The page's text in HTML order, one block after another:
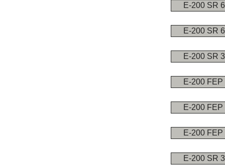
E-200 SR
E-200 SR
E-200 SR
E-200 FEP
E-200 FEP
E-200
E-200 SR